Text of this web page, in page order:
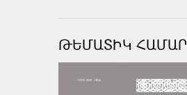
ԹԵՄԱՏԻԿ ՀԱՄԱՐ